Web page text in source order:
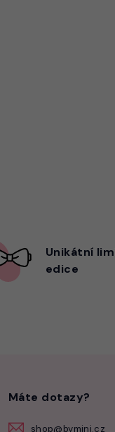
Unikátní
edice
Máte dotazy?
shop@bymini.cz